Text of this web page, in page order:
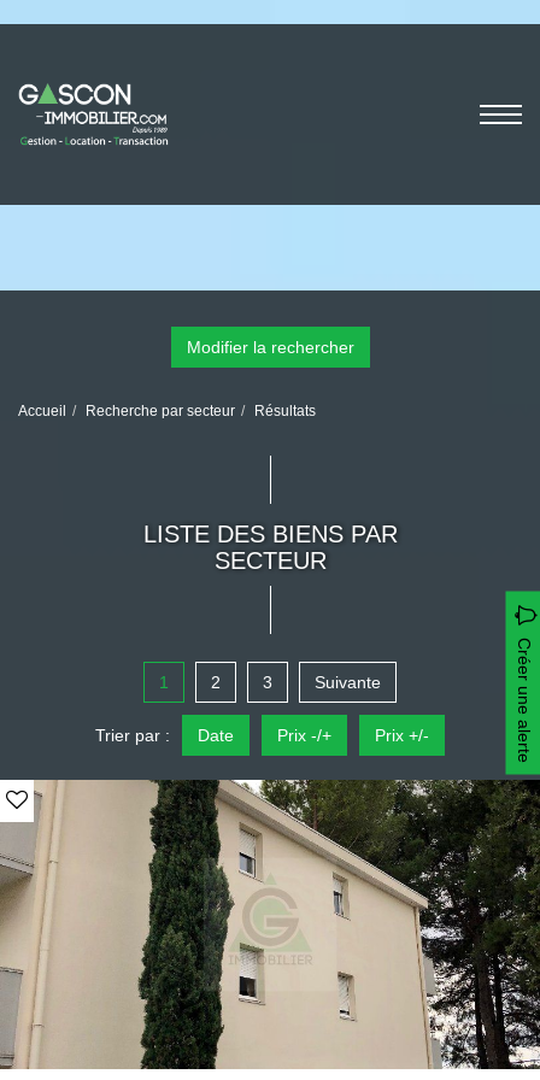
Modifier la rechercher
Accueil Recherche par secteur Résultats
LISTE DES BIENS PAR
SECTEUR
Créer une alerte
1 2 3 Suivante
Trier par : Date Prix -/+ Prix +/-